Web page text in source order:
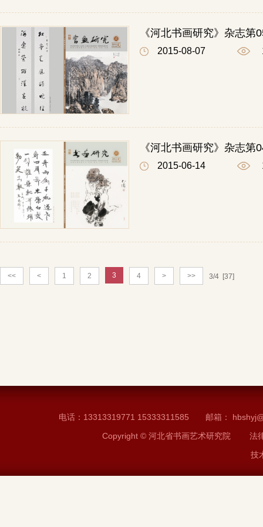
《河北书画研究》杂志第
2015-08-07
《河北书画研究》杂志第
2015-06-14
<< < 1 2 3 4 > >> 3/4 [37]
电话：13313319771 15333311585 邮箱：
Copyright © 河北省书画艺术研究院 法
技